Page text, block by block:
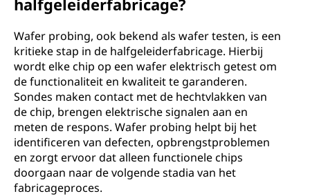
halfgeleiderfabricage?
Wafer probing, ook bekend als wafer testen, is een
kritieke stap in de halfgeleiderfabricage. Hierbij
wordt elke chip op een wafer elektrisch getest om
de functionaliteit en kwaliteit te garanderen.
Sondes maken contact met de hechtvlakken van
de chip, brengen elektrische signalen aan en
meten de respons. Wafer probing helpt bij het
identificeren van defecten, opbrengstproblemen
en zorgt ervoor dat alleen functionele chips
doorgaan naar de volgende stadia van het
fabricageproces.